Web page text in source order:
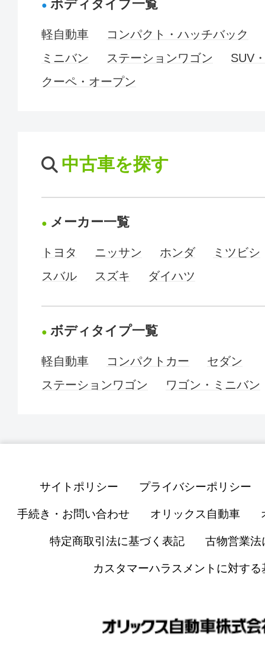
ボディタイプ一覧
軽自動車
コンパクト・ハッチバック
ミニバン
ステーションワゴン
SUV
クーペ・オープン
中古車を探す
メーカー一覧
トヨタ ニッサン ホンダ
ミツビシ
スバル
スズキ ダイハツ
ボディタイプ一覧
軽自動車 コンパクトカー
セダン
ステーションワゴン
ワゴン・ミニバン
サイトポリシー プライバシーポリシー
手続き・お問い合わせ オリックス自動車
特定商取引法に基づく表記 古物営業法
カスタマーハラスメントに対する